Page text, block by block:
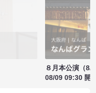
８月本公演（8/
08/09 09:30 開